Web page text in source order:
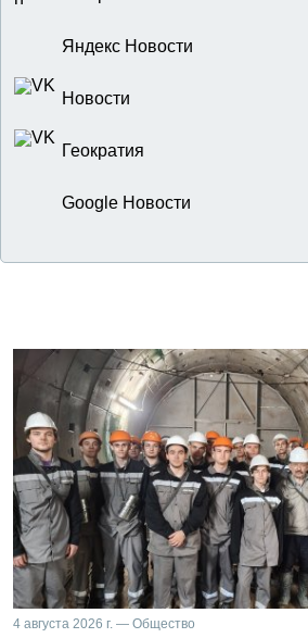
Яндекс Новости
Новости
Геократия
Google Новости
4 августа 2026 г. — Общество